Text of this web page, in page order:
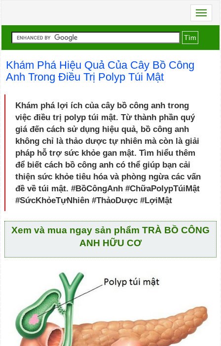
Toggle
Tìm
Khám Phá Hiệu Quả Của Cây Bồ Công
Anh Trong Điều Trị Polyp Túi Mật
Khám phá lợi ích của cây bồ công anh trong
việc điều trị polyp túi mật. Từ thành phần quý
giá đến cách sử dụng hiệu quả, bồ công anh
không chỉ là thảo dược tự nhiên mà còn là giải
pháp hỗ trợ sức khỏe gan mật. Tìm hiểu thêm
để biết cách bồ công anh có thể giúp bạn cải
thiện sức khỏe tiêu hóa và phòng ngừa các vấn
đề về túi mật. #BồCôngAnh #ChữaPolypTúiMật
#SứcKhỏeTựNhiên #ThảoDược #LợiMật
Xem và mua ngay sản phẩm TRÀ BỒ CÔNG
ANH HỮU CƠ